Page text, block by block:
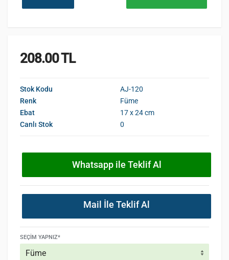
208.00 TL
Stok Kodu
AJ-120
Renk
Füme
Ebat
17 x 24 cm
Canlı Stok
0
Whatsapp ile Teklif Al
Mail İle Teklif Al
SEÇIM YAPNIZ*